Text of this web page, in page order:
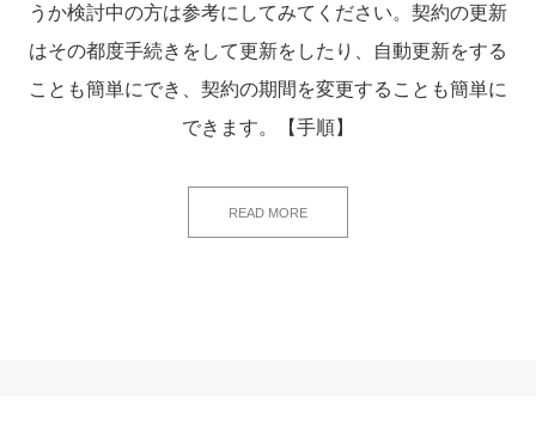
うか検討中の方は参考にしてみてください。契約の更新
はその都度手続きをして更新をしたり、自動更新をする
ことも簡単にでき、契約の期間を変更することも簡単に
できます。【手順】
READ MORE